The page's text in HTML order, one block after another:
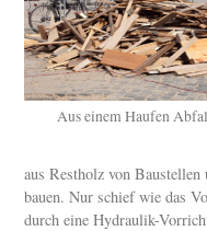
Aus einem Haufen
aus Restholz von
bauen. Nur schief wie das
durch eine Hydraulik-